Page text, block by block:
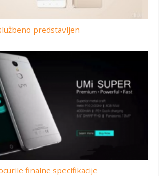
predstavljen
finalne specifikacije